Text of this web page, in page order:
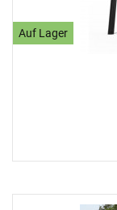
Auf Lager